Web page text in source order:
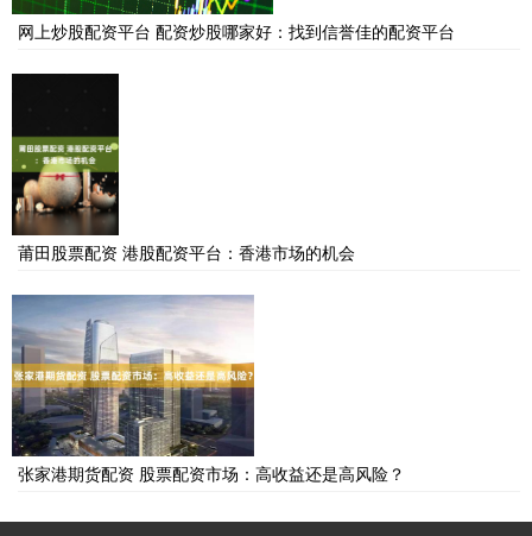
网上炒股配资平台 配资炒股哪家好：找到信誉佳的配资平台
莆田股票配资 港股配资平台：香港市场的机会
张家港期货配资 股票配资市场：高收益还是高风险？